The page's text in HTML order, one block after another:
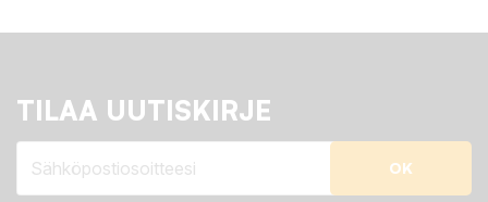
TILAA UUTISKIRJE